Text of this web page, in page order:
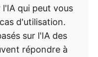
qui peut vous
d'utilisation.
sur l'IA des
répondre à